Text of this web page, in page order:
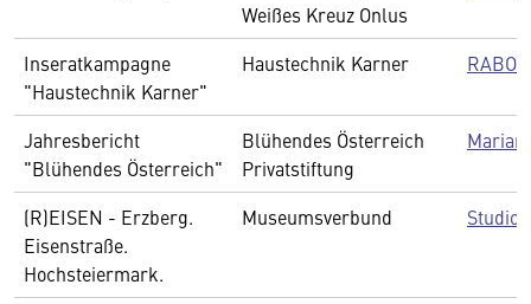
Weißes Kreuz Onlus
Inseratkampagne
"Haustechnik Karner"
Haustechnik Karner
Jahresbericht
"Blühendes Österreich"
Blühendes Österreich
Privatstiftung
Marian
(R)EISEN - Erzberg.
Eisenstraße.
Hochsteiermark.
Museumsverbund Studio